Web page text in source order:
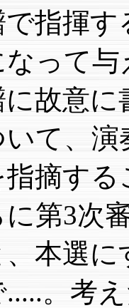
で指揮す
なって
に故意に
いて、演
指摘す
に第3次
、本選
.....。考